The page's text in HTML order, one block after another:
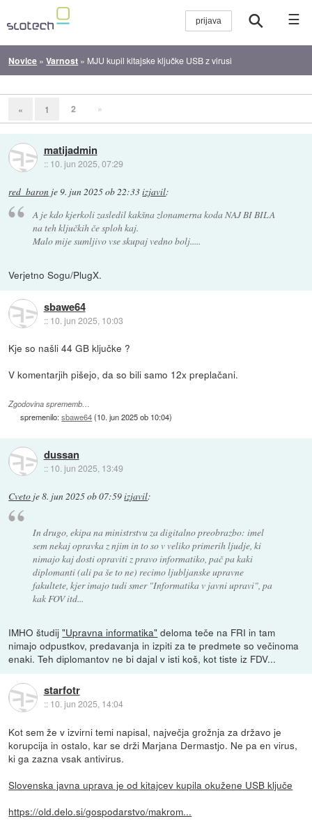
☰
Novice »Varnost » MJU kupil kitajske ključke USB z virusi
« 1 2 »
matijadmin
:: 10. jun 2025, 07:29
red_baron je9. jun 2025 ob 22:33izjavil:
A je kdo kjerkoli zasledil kakšna zlonamerna koda NAJ BI BILA
na teh ključkih če sploh kaj.
Malo mije sumljivo vse skupaj vedno bolj.....
Verjetno Sogu/PlugX.
sbawe64
:: 10. jun 2025, 10:03
Kje so našli 44 GB ključke ?
V komentarjih pišejo, da so bili samo 12x preplačani.
Zgodovina sprememb…
spremenilo:sbawe64(10. jun 2025 ob 10:04)
dussan
:: 10. jun 2025, 13:49
Cveto je8. jun 2025 ob 07:59izjavil:
In drugo, ekipa na ministrstvu za digitalno preobrazbo: imel
sem nekaj opravka z njim in to so v veliko primerih ljudje, ki
nimajo kaj dosti opraviti z pravo informatiko, pač pa kaki
diplomanti (ali pa še to ne) recimo ljubljanske upravne
fakultete, kjer imajo tudi smer "Informatika v javni upravi", pa
kak FOV itd...
IMHO študij"Upravna informatika" deloma teče na FRI in tam
nimajo odpustkov, predavanja in izpiti za te predmete so večinoma
enaki. Teh diplomantov ne bi dajal v isti koš, kot tiste iz FDV...
starfotr
:: 10. jun 2025, 14:04
Kot sem že v izvirni temi napisal, največja grožnja za državo je
korupcija in ostalo, kar se drži Marjana Dermastjo. Ne pa en virus,
ki ga zazna vsak antivirus.
Slovenska javna uprava je od kitajcev kupila okužene USB ključe
https://old.delo.si/gospodarstvo/makrom...